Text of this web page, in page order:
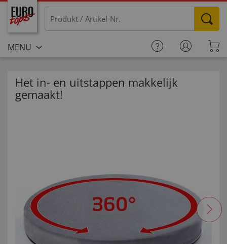
MENU
Het in- en uitstappen makkelijk
gemaakt!